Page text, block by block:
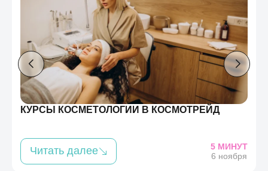
КУРСЫ КОСМЕТОЛОГИИ В КОСМОТРЕЙД
Читать далее
5 МИНУТ
6 ноября